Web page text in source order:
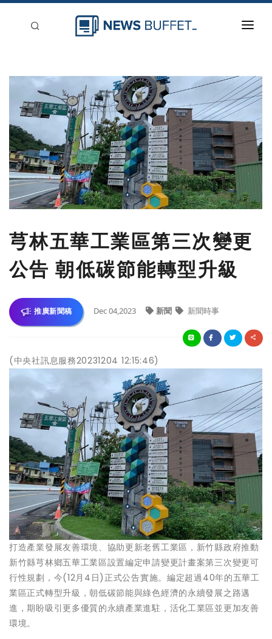
新聞稿分類
登入
芎林五華工業區第三次變更
公告 朝低碳節能轉型升級
推廣新聞稿 Dec 04,2023 新聞 新聞時事
(中央社訊息服務20231204 12:15:46)
打造產業發展友善環境、協助更新老舊工業區，新竹縣政府推動
新竹縣芎林鄉五華工業區設置編定申請變更計畫案第三次變更可
行性規劃，今(12月4日)正式公告實施。編定超過40年的五華工
業區正式轉型升級，朝低碳節能與綠色經濟的永續發展之路邁
進，期盼吸引更多優質的永續產業進駐，活化工業區並更加友善
環境。